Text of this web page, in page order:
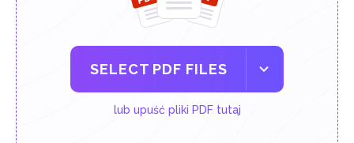
SELECT PDF FILES
lub upuść pliki PDF tutaj